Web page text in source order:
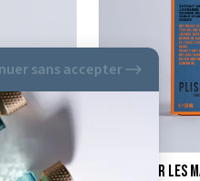
Crème pour les